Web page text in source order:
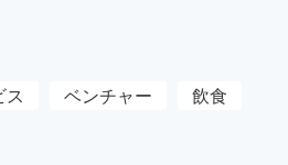
ス ベンチャー
飲食